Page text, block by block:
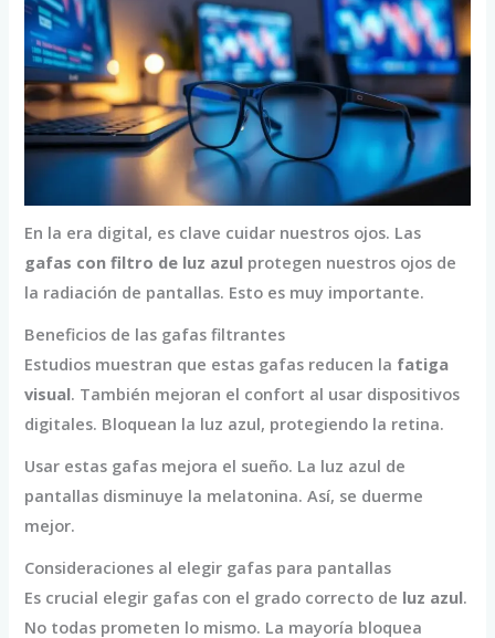
En la era digital, es clave cuidar nuestros ojos. Las
gafas con filtro de luz azul protegen nuestros ojos de
la radiación de pantallas. Esto es muy importante.
Beneficios de las gafas filtrantes
Estudios muestran que estas gafas reducen la fatiga
visual. También mejoran el confort al usar dispositivos
digitales. Bloquean la luz azul, protegiendo la retina.
Usar estas gafas mejora el sueño. La luz azul de
pantallas disminuye la melatonina. Así, se duerme
mejor.
Consideraciones al elegir gafas para pantallas
Es crucial elegir gafas con el grado correcto de luz azul.
No todas prometen lo mismo. La mayoría bloquea